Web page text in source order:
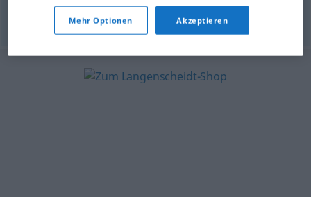
© OpenThesaurus.de
Mehr Optionen Akzeptieren